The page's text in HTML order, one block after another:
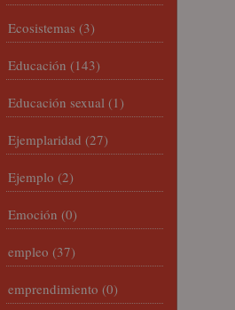
Ecosistemas (3)
Educación (143)
Educación sexual (1)
Ejemplaridad (27)
Ejemplo (2)
Emoción (0)
empleo (37)
emprendimiento (0)